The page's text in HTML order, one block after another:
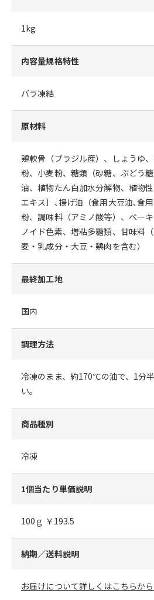
1kg
内容量規格特性
バラ凍結
原材料
鶏軟骨（ブラジル産）、しょうゆ
粉、小麦粉、糖類（砂糖、ぶどう
油、植物たん白加水分解物、植物
エキス］､揚げ油（食用大豆油､食
粉、調味料（アミノ酸等）、ベー
ノイド色素、増粘多糖類、甘味料
麦・乳成分・大豆・鶏肉を含む）
最終加工地
国内
調理方法
冷凍のまま、約170℃の油で、1分
い。
商品種別
冷凍
1個当たり単価説明
100ｇ ￥193.5
納期／送料説明
お届けについて詳しくはこちらか